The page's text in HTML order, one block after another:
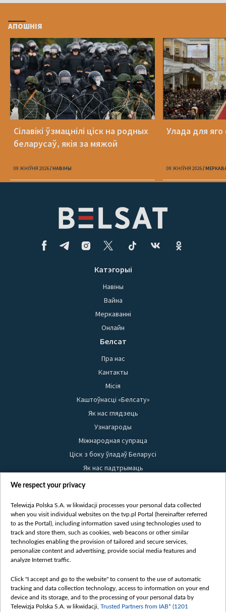
АПОШНІЯ
Сілавікі ўзмацнілі ціск на родных
беларусаў, якія за мяжой
09 ЖНІЎНЯ 2026 НАВІНЫ
Улада для
09 ЖНІЎНЯ 2026
Катэгорыі
Навіны
Вайна
Меркаванні
Онлайн
Белсат
Пра нас
Кантакты
Місія
Каштоўнасці «Белсату»
Як нас глядзець
Узнагароды
Міжнародная супраца
Ціск з боку ўладаў Беларусі
Як нас падтрымаць
Правілы выкарыстання матэрыялаў
Бяспека
Youtube
Белсат news
Белсат Shorts
Жэстачайшы мульт
Belsat English
Biełsat PL
We respect your privacy
Telewizja Polska S.A. w likwidacji processes your personal data collected
when you visit individual websites on the tvp.pl Portal (hereinafter referred
to as the Portal), including information saved using technologies used to
track and store them, such as cookies, web beacons or other similar
technologies enabling the provision of tailored and secure services,
personalize content and advertising, provide social media features and
analyze Internet traffic.
Click "I accept and go to the website" to consent to the use of automatic
tracking and data collection technology, access to information on your end
device and its storage, and to the processing of your personal data by
Telewizja Polska S.A. w likwidacji, Trusted Partners from IAB* (1201